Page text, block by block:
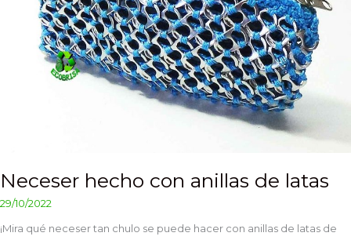
Neceser hecho con anillas de latas
29/10/2022
¡Mira qué neceser tan chulo se puede hacer con anillas de latas de